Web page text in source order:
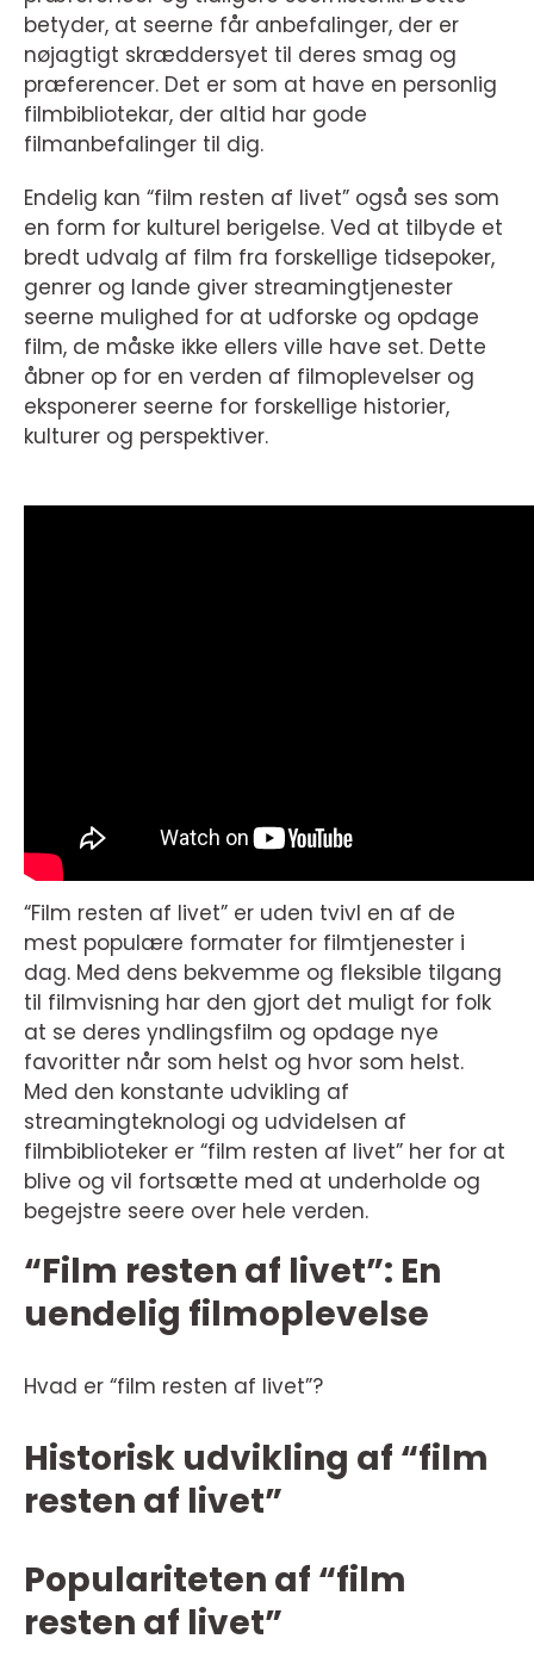
betyder, at seerne får anbefalinger, der er
nøjagtigt skræddersyet til deres smag og
præferencer. Det er som at have en personlig
filmbibliotekar, der altid har gode
filmanbefalinger til dig.
Endelig kan “film resten af livet” også ses som
en form for kulturel berigelse. Ved at tilbyde et
bredt udvalg af film fra forskellige tidsepoker,
genrer og lande giver streamingtjenester
seerne mulighed for at udforske og opdage
film, de måske ikke ellers ville have set. Dette
åbner op for en verden af filmoplevelser og
eksponerer seerne for forskellige historier,
kulturer og perspektiver.
“Film resten af livet” er uden tvivl en af de
mest populære formater for filmtjenester i
dag. Med dens bekvemme og fleksible tilgang
til filmvisning har den gjort det muligt for folk
at se deres yndlingsfilm og opdage nye
favoritter når som helst og hvor som helst.
Med den konstante udvikling af
streamingteknologi og udvidelsen af
filmbiblioteker er “film resten af livet” her for at
blive og vil fortsætte med at underholde og
begejstre seere over hele verden.
“Film resten af livet”: En
uendelig filmoplevelse
Hvad er “film resten af livet”?
Historisk udvikling af “film
resten af livet”
Populariteten af “film
resten af livet”